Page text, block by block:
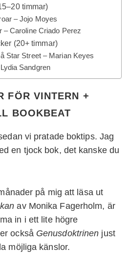
timmar)
– Jojo Moyes
– Caroline Criado Perez
(20+ timmar)
Star Street – Marian Keyes
Sandgren
FÖR VINTERN +
BOOKBEAT
vi pratade boktips. Jag
en tjock bok, det kanske du
på mig att läsa ut
av Monika Fagerholm, är
in i ett lite högre
också Genusdoktrinen just
möjliga känslor.